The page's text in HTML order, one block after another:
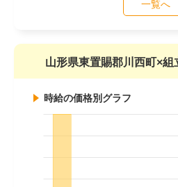
一覧へ
山形県東置賜郡川西町×組
時給の価格別グラフ